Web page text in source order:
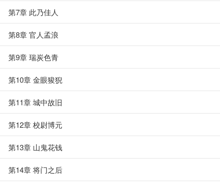
第7章 此乃佳人
第8章 官人孟浪
第9章 瑞炭色青
第10章 金眼狻猊
第11章 城中故旧
第12章 校尉博元
第13章 山鬼花钱
第14章 将门之后